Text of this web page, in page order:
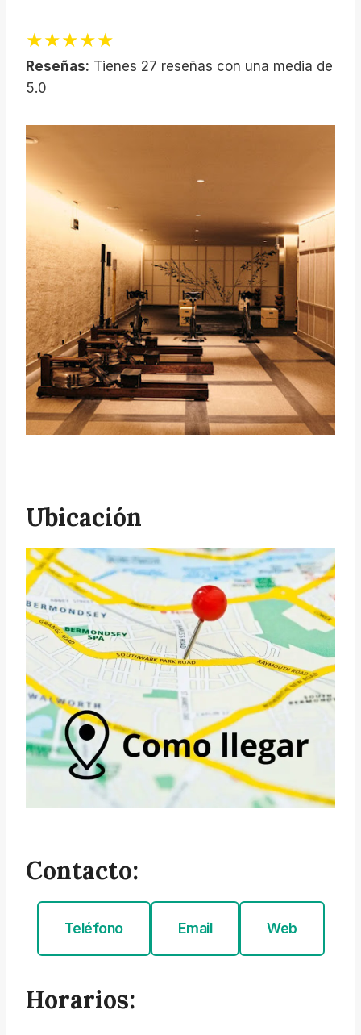
★★★★★
Reseñas: Tienes 27 reseñas con una media de
5.0
Ubicación
Contacto:
Teléfono Email Web
Horarios: